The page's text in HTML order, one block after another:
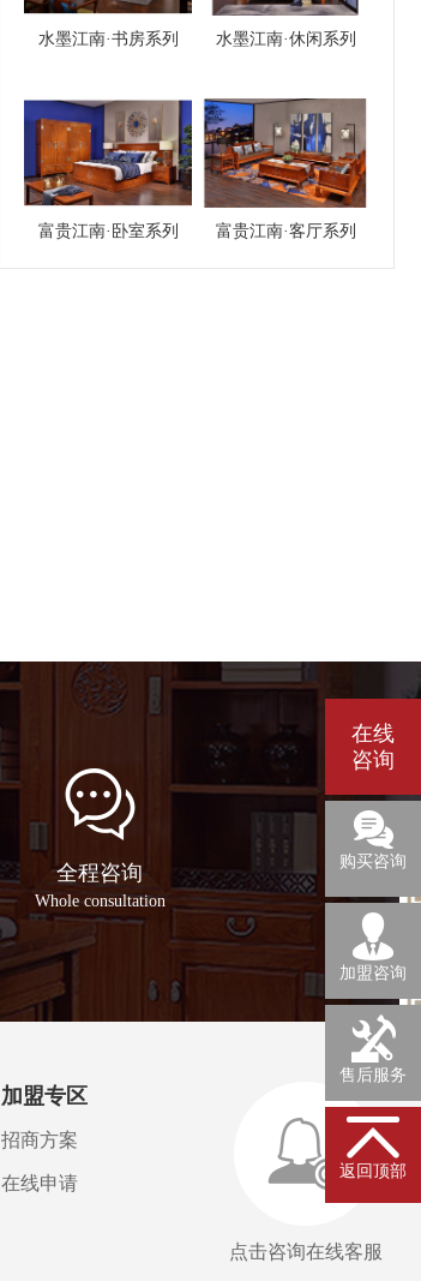
水墨江南·书房系列 水墨江南·休闲系列
富贵江南·卧室系列 富贵江南·客厅系列
全程咨询
Whole consultation
加盟专区
招商方案
在线申请
点击咨询在线客服
在线
咨询
购买咨询
0755-
27973429
加盟咨询
售后服务
返回顶部